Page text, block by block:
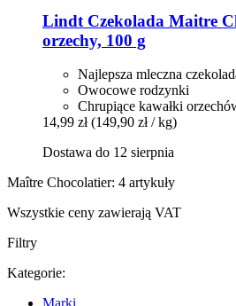
Lindt Czekolada Maitre
orzechy, 100 g
Najlepsza mleczna
Owocowe rodzynki
Chrupiące kawałki
14,99 zł (149,90 zł / kg)
Dostawa do 12 sierpnia
Maître Chocolatier: 4 artykuły
Wszystkie ceny zawierają VAT
Filtry
Kategorie: